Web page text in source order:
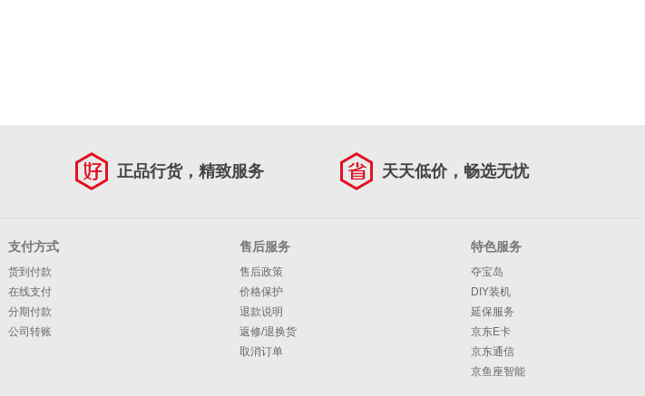
正品行货，精致服务 天天低价，畅选无忧
支付方式
货到付款
在线支付
分期付款
公司转账
售后服务
售后政策
价格保护
退款说明
返修/退换货
取消订单
特色服务
夺宝岛
DIY装机
延保服务
京东E卡
京东通信
京鱼座智能